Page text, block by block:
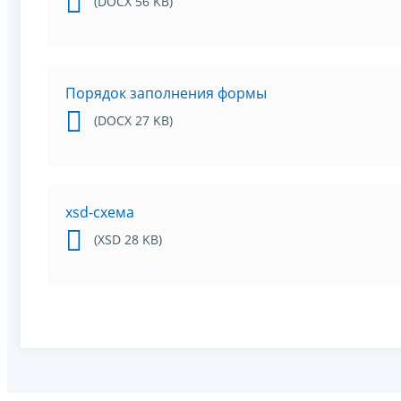
Порядок заполнения формы
(DOCX 27 KB)
xsd-схема
(XSD 28 KB)